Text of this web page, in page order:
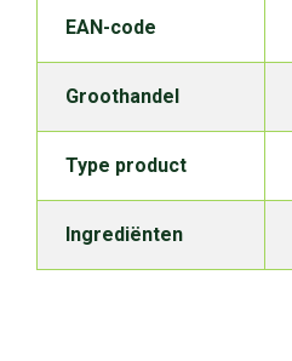
EAN-code
Groothandel
Type product
Ingrediënten